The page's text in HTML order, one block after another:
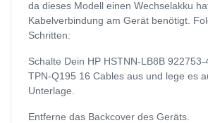
da dieses Modell einen Wechselakku
Kabelverbindung am Gerät benötigt.
Schritten:
Schalte Dein HP HSTNN-LB8B
TPN-Q195 16 Cables aus und lege es
Unterlage.
Entferne das Backcover des Geräts.